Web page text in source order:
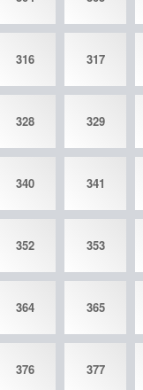
316 317
328 329
340 341
352 353
364 365
376 377